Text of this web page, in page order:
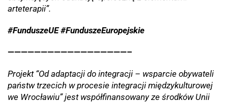
arteterapii”.
#FunduszeUE #FunduszeEuropejskie
——————————————————–
Projekt “Od adaptacji do integracji – wsparcie obywateli
państw trzecich w procesie integracji międzykulturowej
we Wrocławiu” jest współfinansowany ze środków Unii